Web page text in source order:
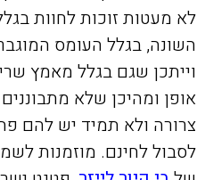
לא מעטות זוכות לחוות
השונה, בגלל העומס
וייתכן שגם בגלל מאמץ
אופן ומהיכן שלא
צרורה ולא תמיד יש להם
לסבול לחינם. מוזמנות